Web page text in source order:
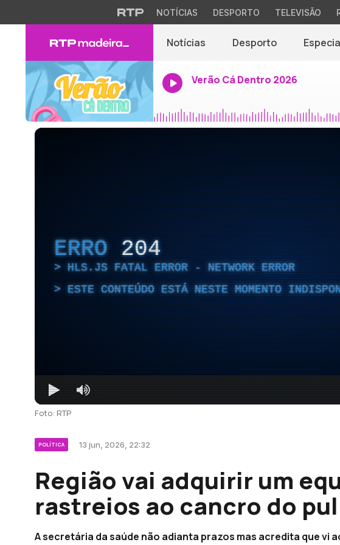
NOTÍCIAS DESPORTO TELEVISÃO
Notícias Desporto
Verão Cá Dentro 2026
ERRO 204
HLS.JS FATAL ERROR - NETWORK ERROR
ESTE CONTEÚDO ESTÁ NESTE MOMENTO
Foto: RTP
POLÍTICA 13 jun, 2026, 22:32
Região vai adquirir um
rastreios ao cancro do
A secretária da saúde não adianta prazos mas acredita que vi